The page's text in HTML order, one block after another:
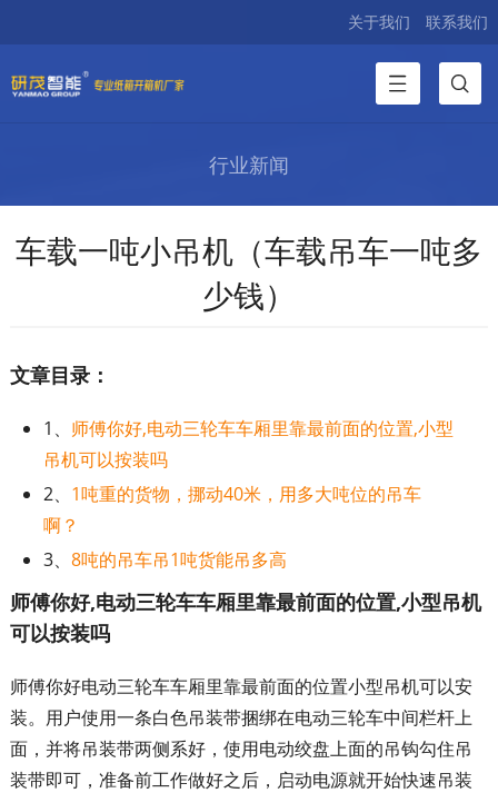
关于我们 联系我们
行业新闻
车载一吨小吊机（车载吊车一吨多
少钱）
文章目录：
1、 师傅你好,电动三轮车车厢里靠最前面的位置,小型
吊机可以按装吗
2、 1吨重的货物，挪动40米，用多大吨位的吊车
啊？
3、 8吨的吊车吊1吨货能吊多高
师傅你好,电动三轮车车厢里靠最前面的位置,小型吊机
可以按装吗
师傅你好电动三轮车车厢里靠最前面的位置小型吊机可以安
装。用户使用一条白色吊装带捆绑在电动三轮车中间栏杆上
面，并将吊装带两侧系好，使用电动绞盘上面的吊钩勾住吊
装带即可，准备前工作做好之后，启动电源就开始快速吊装